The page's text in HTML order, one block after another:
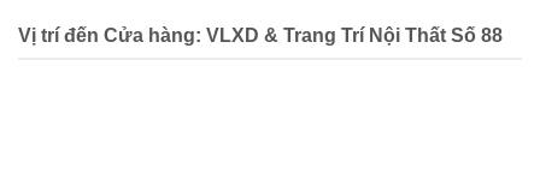
Vị trí đến Cửa hàng: VLXD & Trang Trí Nội Thất Số 88